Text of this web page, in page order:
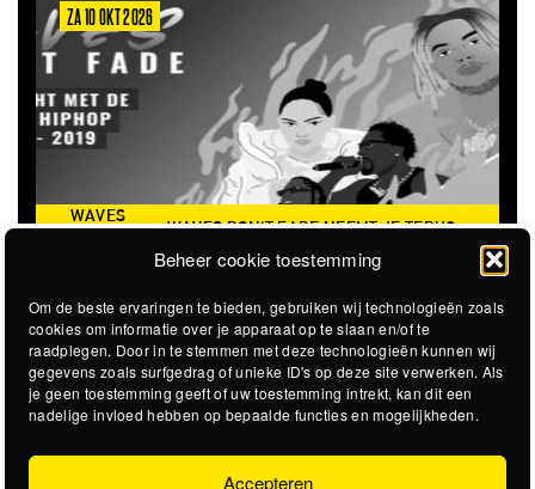
Beheer cookie toestemming
Om de beste ervaringen te bieden, gebruiken wij technologieën zoals
cookies om informatie over je apparaat op te slaan en/of te
raadplegen. Door in te stemmen met deze technologieën kunnen wij
gegevens zoals surfgedrag of unieke ID's op deze site verwerken. Als
je geen toestemming geeft of uw toestemming intrekt, kan dit een
nadelige invloed hebben op bepaalde functies en mogelijkheden.
Accepteren
ZA 10 OKT 2026
WAVES
WAVES DON'T FADE NEEMT JE TERUG
NAAR DE ICONISCHE ZOMER VAN 2016